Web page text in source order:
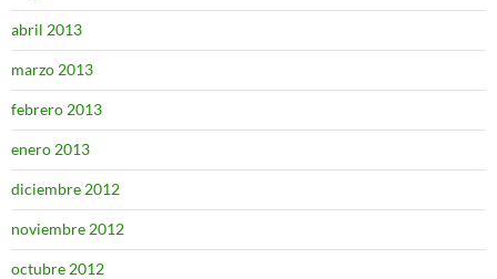
abril 2013
marzo 2013
febrero 2013
enero 2013
diciembre 2012
noviembre 2012
octubre 2012